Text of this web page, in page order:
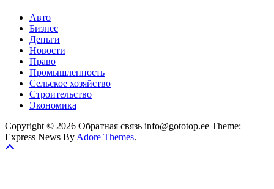
Авто
Бизнес
Деньги
Новости
Право
Промышленность
Сельское хозяйство
Строительство
Экономика
Copyright © 2026 Обратная связь info@gototop.ee Theme:
Express News By Adore Themes.